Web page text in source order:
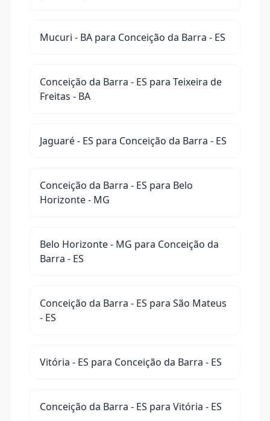
Mucuri - BA para Conceição da Barra - ES
Conceição da Barra - ES para Teixeira de
Freitas - BA
Jaguaré - ES para Conceição da Barra - ES
Conceição da Barra - ES para Belo
Horizonte - MG
Belo Horizonte - MG para Conceição da
Barra - ES
Conceição da Barra - ES para São Mateus
- ES
Vitória - ES para Conceição da Barra - ES
Conceição da Barra - ES para Vitória - ES